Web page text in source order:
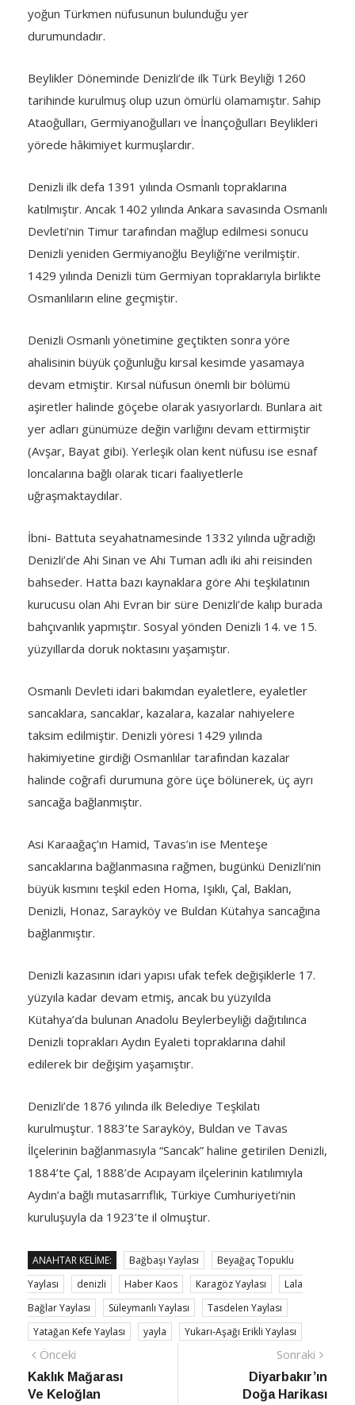
yoğun Türkmen nüfusunun bulunduğu yer
durumundadır.
Beylikler Döneminde Denizli’de ilk Türk Beyliği 1260
tarihinde kurulmuş olup uzun ömürlü olamamıştır. Sahip
Ataoğulları, Germiyanoğulları ve İnançoğulları Beylikleri
yörede hâkimiyet kurmuşlardır.
Denizli ilk defa 1391 yılında Osmanlı topraklarına
katılmıştır. Ancak 1402 yılında Ankara savasında Osmanlı
Devleti’nin Timur tarafından mağlup edilmesi sonucu
Denizli yeniden Germiyanoğlu Beyliği’ne verilmiştir.
1429 yılında Denizli tüm Germiyan topraklarıyla birlikte
Osmanlıların eline geçmiştir.
Denizli Osmanlı yönetimine geçtikten sonra yöre
ahalisinin büyük çoğunluğu kırsal kesimde yasamaya
devam etmiştir. Kırsal nüfusun önemli bir bölümü
aşiretler halinde göçebe olarak yasıyorlardı. Bunlara ait
yer adları günümüze değin varlığını devam ettirmiştir
(Avşar, Bayat gibi). Yerleşik olan kent nüfusu ise esnaf
loncalarına bağlı olarak ticari faaliyetlerle
uğraşmaktaydılar.
İbni- Battuta seyahatnamesinde 1332 yılında uğradığı
Denizli’de Ahi Sinan ve Ahi Tuman adlı iki ahi reisinden
bahseder. Hatta bazı kaynaklara göre Ahi teşkilatının
kurucusu olan Ahi Evran bir süre Denizli’de kalıp burada
bahçıvanlık yapmıştır. Sosyal yönden Denizli 14. ve 15.
yüzyıllarda doruk noktasını yaşamıştır.
Osmanlı Devleti idari bakımdan eyaletlere, eyaletler
sancaklara, sancaklar, kazalara, kazalar nahiyelere
taksim edilmiştir. Denizli yöresi 1429 yılında
hakimiyetine girdiği Osmanlılar tarafından kazalar
halinde coğrafi durumuna göre üçe bölünerek, üç ayrı
sancağa bağlanmıştır.
Asi Karaağaç’ın Hamid, Tavas’ın ise Menteşe
sancaklarına bağlanmasına rağmen, bugünkü Denizli’nin
büyük kısmını teşkil eden Homa, Işıklı, Çal, Baklan,
Denizli, Honaz, Sarayköy ve Buldan Kütahya sancağına
bağlanmıştır.
Denizli kazasının idari yapısı ufak tefek değişiklerle 17.
yüzyıla kadar devam etmiş, ancak bu yüzyılda
Kütahya’da bulunan Anadolu Beylerbeyliği dağıtılınca
Denizli toprakları Aydın Eyaleti topraklarına dahil
edilerek bir değişim yaşamıştır.
Denizli’de 1876 yılında ilk Belediye Teşkilatı
kurulmuştur. 1883’te Sarayköy, Buldan ve Tavas
İlçelerinin bağlanmasıyla “Sancak” haline getirilen Denizli,
1884’te Çal, 1888’de Acıpayam ilçelerinin katılımıyla
Aydın’a bağlı mutasarrıflık, Türkiye Cumhuriyeti’nin
kuruluşuyla da 1923’te il olmuştur.
ANAHTAR KELIME: Bağbaşı Yaylası
Beyağaç Topuklu
Yaylası
denizli Haber Kaos Karagöz Yaylası
Lala
Bağlar Yaylası
Süleymanlı Yaylası
Tasdelen Yaylası
Yatağan Kefe Yaylası
yayla Yukarı-Aşağı Erikli Yaylası
Yazı
gezinmesi
Önceki
haber
Kaklık Mağarası
Ve Keloğlan
Sonraki
Diyarbakır’ın
Doğa Harikası